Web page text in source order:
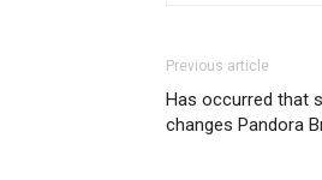
Previous article
Has occurred that
changes Pandora